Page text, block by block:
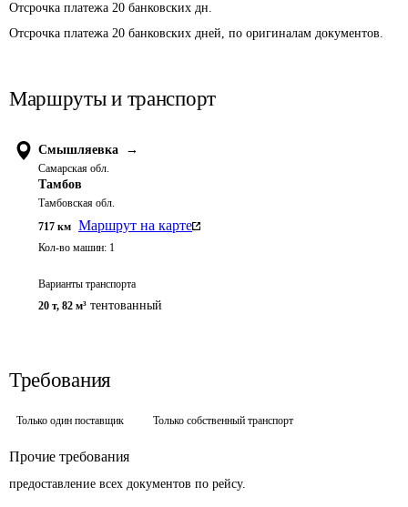
Отсрочка платежа 20 банковских дн.
Отсрочка платежа 20 банковских дней, по оригиналам документов.
Маршруты и транспорт
Смышляевка →
Самарская обл.
Тамбов
Тамбовская обл.
717 км Маршрут на карте
Кол-во машин: 1
Варианты транспорта
20 т, 82 м³ тентованный
Требования
Только один поставщик Только собственный транспорт
Прочие требования
предоставление всех документов по рейсу.